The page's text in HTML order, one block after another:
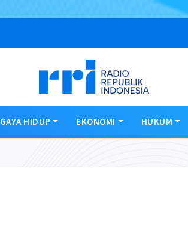
GAYA HIDUP EKONOMI HUKUM